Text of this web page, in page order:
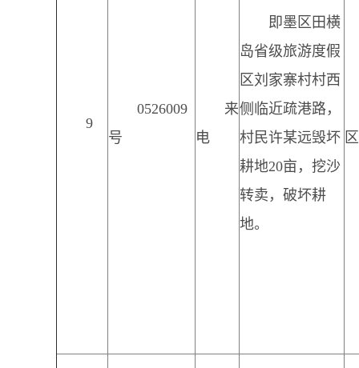
9
0526009
号
来
电
即墨区田横
岛省级旅游度假
区刘家寨村村西
侧临近疏港路，
村民许某远毁坏
耕地20亩，挖沙
转卖，破坏耕
地。
区